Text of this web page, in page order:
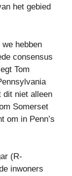
het gebied
hebben
consensus
Tom
dit niet alleen
Somerset
om in Penn’s
(R-
inwoners